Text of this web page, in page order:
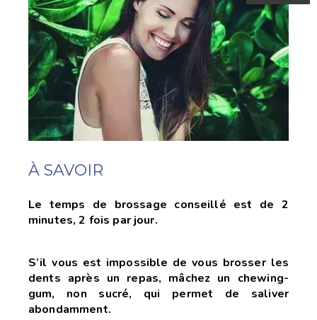
À SAVOIR
Le temps de brossage conseillé est de 2
minutes, 2 fois par jour.
S’il vous est impossible de vous brosser les
dents après un repas, mâchez un chewing-
gum, non sucré, qui permet de saliver
abondamment.